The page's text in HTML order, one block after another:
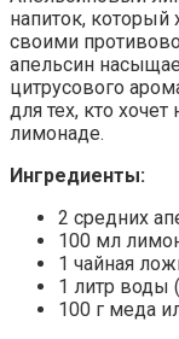
напиток, который
своими
апельсин
цитрусового
для тех, кто
лимонаде.
Ингредиенты:
2 средних
100 мл
1 чайная
1 литр воды
100 г меда